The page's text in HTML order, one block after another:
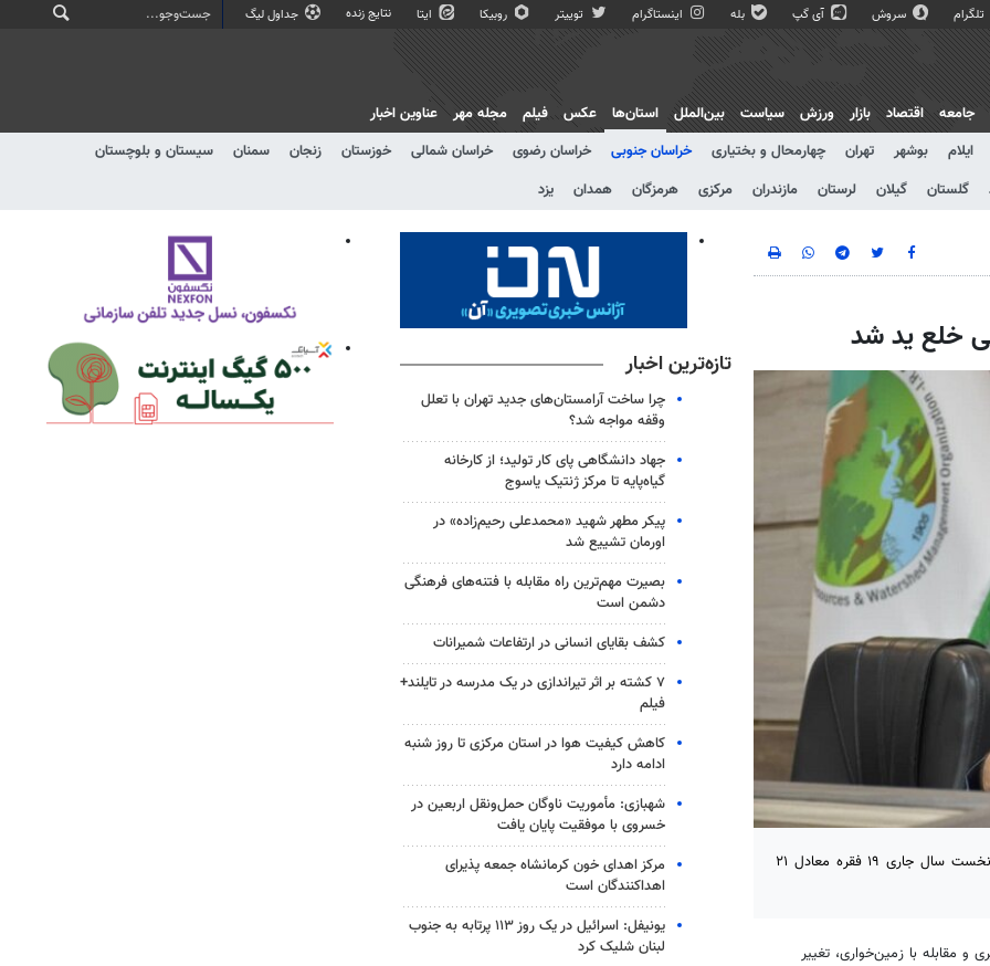
تلگرام سروش آی گپ بله اینستاگرام توییتر روبیکا ایتا نتایج زنده جداول لیگ
جامعه اقتصاد بازار ورزش سیاست بین‌الملل
استان‌ها
ایلام بوشهر تهران چهارمحال و بختیاری خراسان جنوبی خراسان رضوی خراسان شمالی خوزستان زنجان سمنان
سیستان و بلوچستان
گلستان گیلان لرستان مازندران مرکزی هرمزگان همدان یزد
عکس فیلم مجله مهر عناوین اخبار
بیرجند- مدیرکل منابع طبیعی و آبخیزداری خراسان جنوبی گفت: در نیمه نخست سال جاری ۱۹ فقره معادل ۲۱
و مقابله با زمین‌خواری، تغییر
تازه‌ترین اخبار
چرا ساخت آرامستان‌های جدید تهران با تعلل
وقفه مواجه شد؟
جهاد دانشگاهی پای کار تولید؛ از کارخانه
گیاه‌پایه تا مرکز ژنتیک یاسوج
پیکر مطهر شهید «محمدعلی رحیم‌زاده» در
اورمان تشییع شد
بصیرت مهم‌ترین راه مقابله با فتنه‌های فرهنگی
دشمن است
کشف بقایای انسانی در ارتفاعات شمیرانات
۷ کشته بر اثر تیراندازی در یک مدرسه در تایلند+
فیلم
کاهش کیفیت هوا در استان مرکزی تا روز شنبه
ادامه دارد
شهبازی: مأموریت ناوگان حمل‌ونقل اربعین در
خسروی با موفقیت پایان یافت
مرکز اهدای خون کرمانشاه جمعه پذیرای
اهداکنندگان است
یونیفل: اسرائیل در یک روز ۱۱۳ پرتابه به جنوب
لبنان شلیک کرد